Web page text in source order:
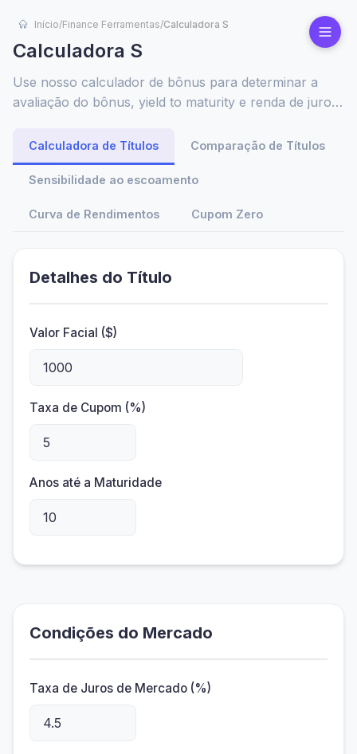
Início/Finance Ferramentas/Calculadora S
Calculadora S
Use nosso calculador de bônus para determinar a
avaliação do bônus, yield to maturity e renda de juros.
corporativos ou governamentais para melhores
retornos de portfólio.
Calculadora de Títulos Comparação de Títulos
Sensibilidade ao escoamento
Curva de Rendimentos Cupom Zero
Detalhes do Título
Valor Facial ($)
Taxa de Cupom (%)
Anos até a Maturidade
Condições do Mercado
Taxa de Juros de Mercado (%)